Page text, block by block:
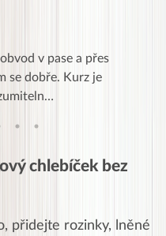
v pase a přes
se dobře. Kurz je
chlebíček bez
přidejte rozinky, lněné